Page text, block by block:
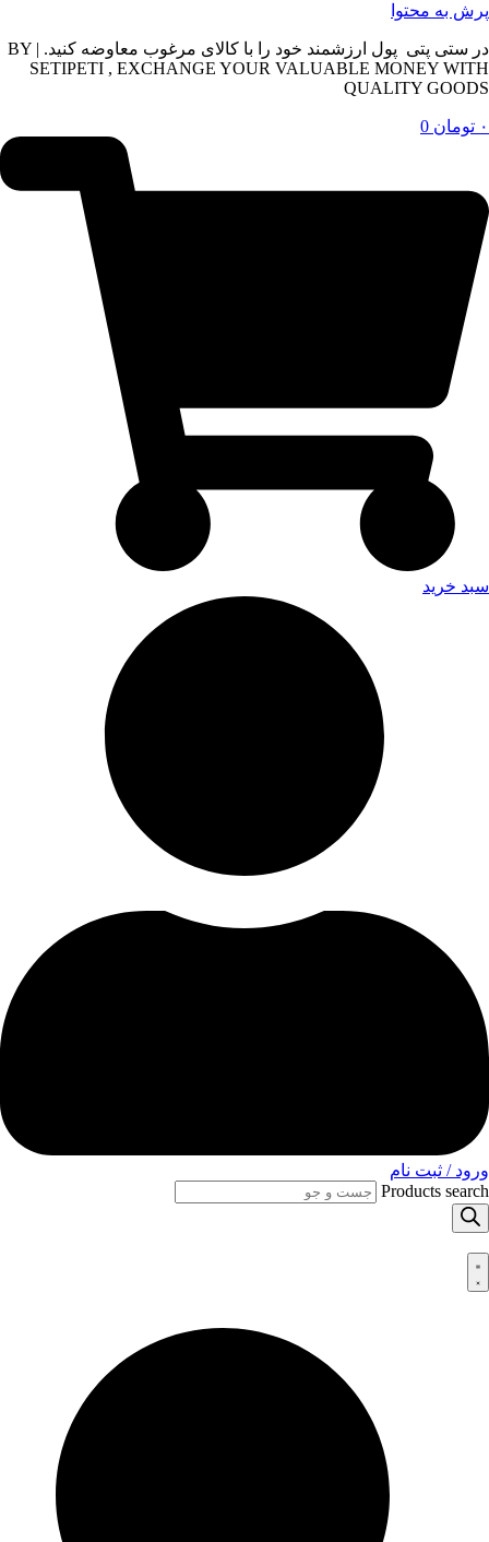
پرش به محتوا
در ستی پتی پول ارزشمند خود را با کالای مرغوب معاوضه کنید. | BY
SETIPETI , EXCHANGE YOUR VALUABLE MONEY WITH
QUALITY GOODS
۰ تومان 0
سبد خرید
ورود / ثبت نام
Products search